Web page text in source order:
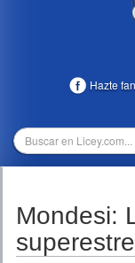
MULTIMEDIA
TEMPORADAS
Hazte
Mondesi: